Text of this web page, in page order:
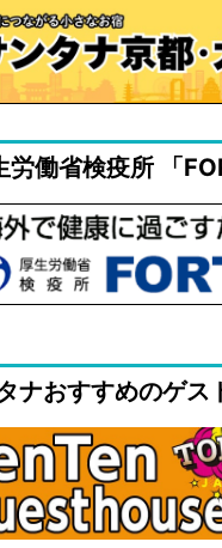
労働省検疫所 「
ナおすすめのゲス